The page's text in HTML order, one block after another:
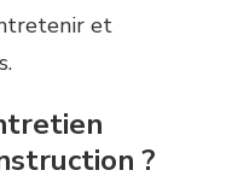
et
?